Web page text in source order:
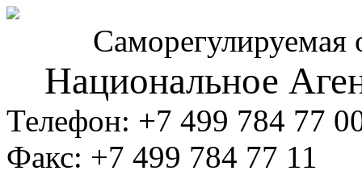
Саморегулируемая
Национальное
Телефон: +7 499 784 77
Факс: +7 499 784 77 11